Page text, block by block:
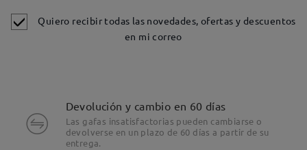
Quiero recibir todas las novedades, ofertas y descuentos
en mi correo
Devolución y cambio en 60 días
Las gafas insatisfactorias pueden cambiarse o
devolverse en un plazo de 60 días a partir de su
entrega.